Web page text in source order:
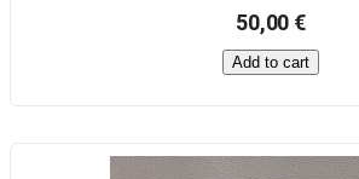
50,00 €
Add to cart